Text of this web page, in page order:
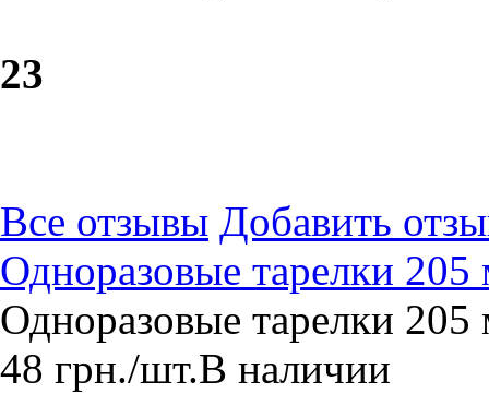
23
Все отзывы Добавить
Одноразовые тарелки
Одноразовые тарелки
48 грн./шт.В наличии